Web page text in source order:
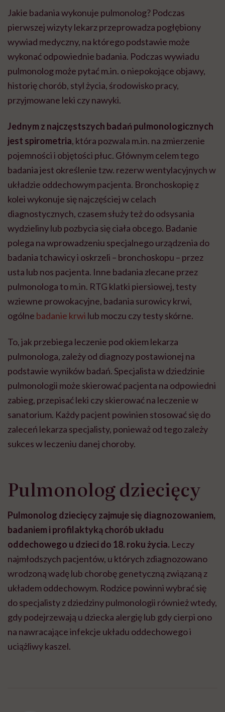
Jakie badania wykonuje pulmonolog? Podczas
pierwszej wizyty lekarz przeprowadza pogłębiony
wywiad medyczny, na którego podstawie może
wykonać odpowiednie badania. Podczas wywiadu
pulmonolog może pytać m.in. o niepokojące objawy,
historię chorób, styl życia, środowisko pracy,
przyjmowane leki czy nawyki.
Jednym z najczęstszych badań pulmonologicznych
jest spirometria, która pozwala m.in. na zmierzenie
pojemności i objętości płuc. Głównym celem tego
badania jest określenie tzw. rezerw wentylacyjnych w
układzie oddechowym pacjenta. Bronchoskopię z
kolei wykonuje się najczęściej w celach
diagnostycznych, czasem służy też do odsysania
wydzieliny lub pozbycia się ciała obcego. Badanie
polega na wprowadzeniu specjalnego urządzenia do
badania tchawicy i oskrzeli – bronchoskopu – przez
usta lub nos pacjenta. Inne badania zlecane przez
pulmonologa to m.in. RTG klatki piersiowej, testy
wziewne prowokacyjne, badania surowicy krwi,
ogólne badanie krwi lub moczu czy testy skórne.
To, jak przebiega leczenie pod okiem lekarza
pulmonologa, zależy od diagnozy postawionej na
podstawie wyników badań. Specjalista w dziedzinie
pulmonologii może skierować pacjenta na odpowiedni
zabieg, przepisać leki czy skierować na leczenie w
sanatorium. Każdy pacjent powinien stosować się do
zaleceń lekarza specjalisty, ponieważ od tego zależy
sukces w leczeniu danej choroby.
Pulmonolog dziecięcy
Pulmonolog dziecięcy zajmuje się diagnozowaniem,
badaniem i profilaktyką chorób układu
oddechowego u dzieci do 18. roku życia. Leczy
najmłodszych pacjentów, u których zdiagnozowano
wrodzoną wadę lub chorobę genetyczną związaną z
układem oddechowym. Rodzice powinni wybrać się
do specjalisty z dziedziny pulmonologii również wtedy,
gdy podejrzewają u dziecka alergię lub gdy cierpi ono
na nawracające infekcje układu oddechowego i
uciążliwy kaszel.